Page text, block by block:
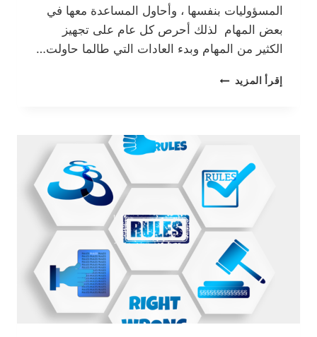
المسؤوليات بنفسها ، وأحاول المساعدة معها في
بعض المهام لذلك أحرص كل عام على تجهيز
الكثير من المهام وبدء العادات التي طالما حاولت…
إقرأ المزيد بدء